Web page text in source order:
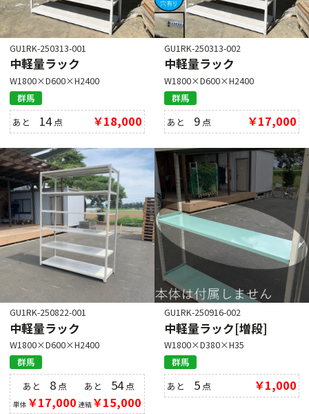
GU1RK-250313-001
中軽量ラック
W1800×D600×H2400
群馬
あと 14点 ￥18,000
GU1RK-250313-002
中軽量ラック
W1800×D600×H2400
群馬
あと 9 点 ￥17,000
GU1RK-250822-001
中軽量ラック
W1800×D600×H2400
群馬
あと 8 点
単体 ￥17,000
あと 54点
連結￥15,000
GU1RK-250916-002
中軽量ラック[増段]
W1800×D380×H35
群馬
あと 5 点 ￥1,000